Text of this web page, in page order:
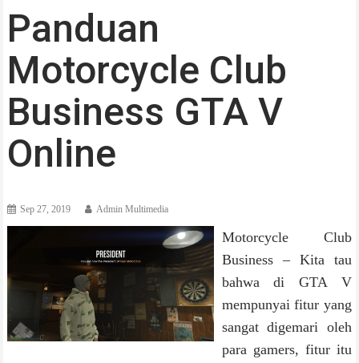
Panduan
Motorcycle Club
Business GTA V
Online
Sep 27, 2019 Admin Multimedia
Motorcycle Club
Business – Kita tau
bahwa di GTA V
mempunyai fitur yang
sangat digemari oleh
para gamers, fitur itu